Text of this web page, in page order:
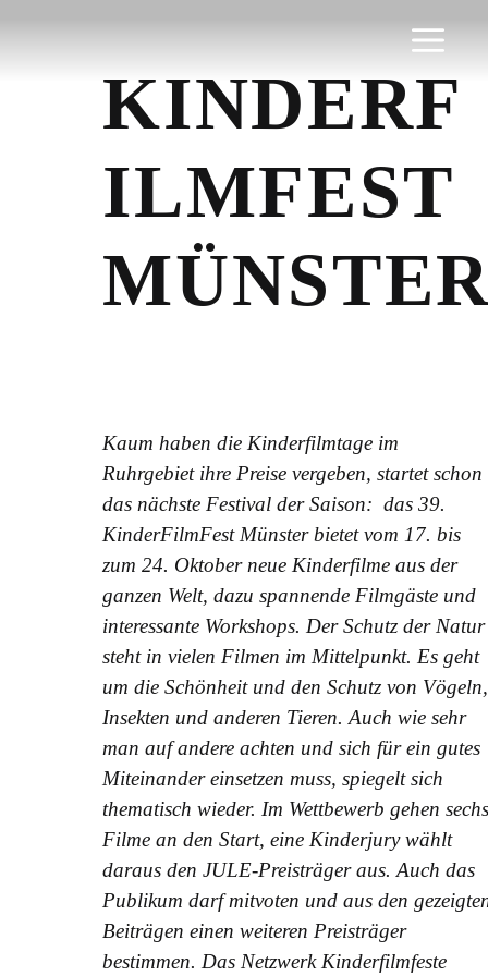
KINDERF
ILMFEST
Kaum haben die Kinderfilmtage im
Ruhrgebiet ihre Preise vergeben, startet schon
das nächste Festival der Saison: das 39.
KinderFilmFest Münster bietet vom 17. bis
zum 24. Oktober neue Kinderfilme aus der
ganzen Welt, dazu spannende Filmgäste und
interessante Workshops. Der Schutz der Natur
steht in vielen Filmen im Mittelpunkt. Es geht
um die Schönheit und den Schutz von Vögeln,
Insekten und anderen Tieren. Auch wie sehr
man auf andere achten und sich für ein gutes
Miteinander einsetzen muss, spiegelt sich
thematisch wieder. Im Wettbewerb gehen
Filme an den Start, eine Kinderjury wählt
daraus den JULE-Preisträger aus. Auch das
Publikum darf mitvoten und aus den
Beiträgen einen weiteren Preisträger
bestimmen. Das Netzwerk Kinderfilmfeste